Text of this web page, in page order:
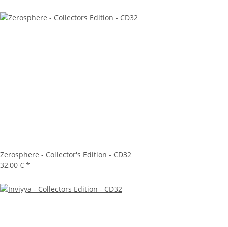
Zerosphere - Collector's Edition - CD32
32,00 € *